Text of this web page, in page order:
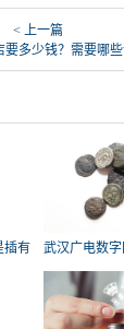
< 上一篇
多少钱？需要哪些
插有
武汉广电数